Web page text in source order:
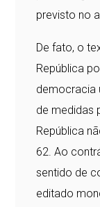
previsto no
De fato, o
República
democracia
de medidas
República
62. Ao
sentido de
editado